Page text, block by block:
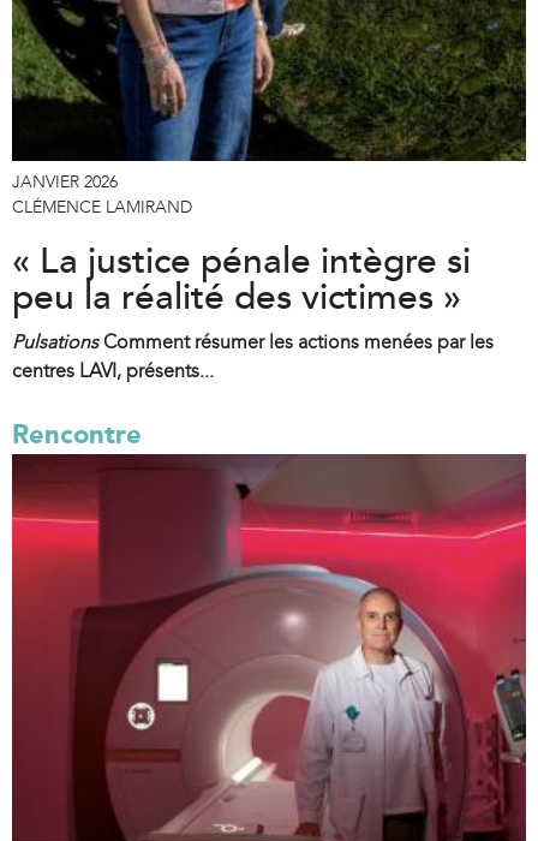
JANVIER 2026
CLÉMENCE LAMIRAND
« La justice pénale intègre si
peu la réalité des victimes »
PulsationsComment résumer les actions menées par les
centres LAVI, présents...
Rencontre